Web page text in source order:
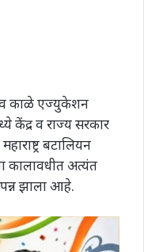
काळे एज्युकेशन
केंद्र व राज्य सरकार
बटालियन
कालावधीत अत्यंत
झाला आहे.